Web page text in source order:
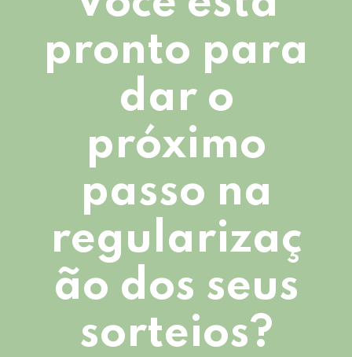
pronto para
dar o
próximo
passo na
regularizaç
ão dos seus
sorteios?